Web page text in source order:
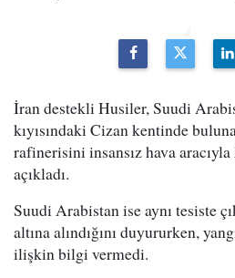
İran destekli Husiler, Suudi
kıyısındaki Cizan kentinde
rafinerisini insansız hava aracıyla
açıkladı.
Suudi Arabistan ise aynı tesiste
altına alındığını duyururken,
ilişkin bilgi vermedi.